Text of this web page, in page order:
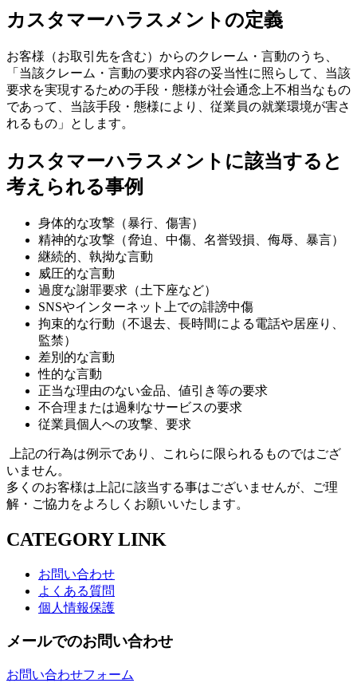
カスタマーハラスメントの定義
お客様（お取引先を含む）からのクレーム・言動のうち、
「当該クレーム・言動の要求内容の妥当性に照らして、当該
要求を実現するための手段・態様が社会通念上不相当なもの
であって、当該手段・態様により、従業員の就業環境が害さ
れるもの」とします。
カスタマーハラスメントに該当すると
考えられる事例
身体的な攻撃（暴行、傷害）
精神的な攻撃（脅迫、中傷、名誉毀損、侮辱、暴言）
継続的、執拗な言動
威圧的な言動
過度な謝罪要求（土下座など）
SNSやインターネット上での誹謗中傷
拘束的な行動（不退去、長時間による電話や居座り、
監禁）
差別的な言動
性的な言動
正当な理由のない金品、値引き等の要求
不合理または過剰なサービスの要求
従業員個人への攻撃、要求
上記の行為は例示であり、これらに限られるものではござ
いません。
多くのお客様は上記に該当する事はございませんが、ご理
解・ご協力をよろしくお願いいたします。
CATEGORY LINK
お問い合わせ
よくある質問
個人情報保護
メールでのお問い合わせ
お問い合わせフォーム